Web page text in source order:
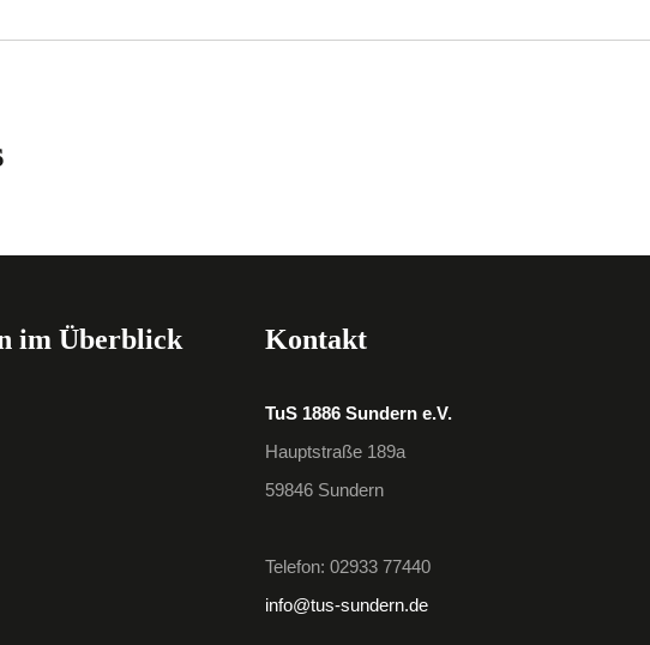
im Überblick Kontakt
TuS 1886 Sundern e.V.
Hauptstraße 189a
59846 Sundern
Telefon: 02933 77440
info@tus-sundern.de